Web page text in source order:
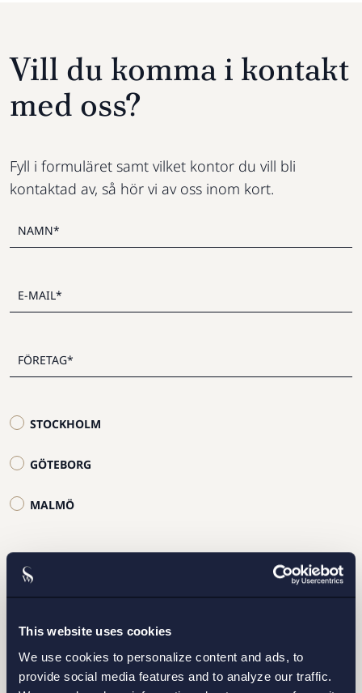
This website uses cookies
We use cookies to personalize content and ads, to
provide social media features and to analyze our traffic.
STOCKHOLM
GÖTEBORG
MALMÖ
Jag har läst och samtycker till Setterwalls
Vill du komma i kontakt
med oss?
Fyll i formuläret samt vilket kontor du vill bli
kontaktad av, så hör vi av oss inom kort.